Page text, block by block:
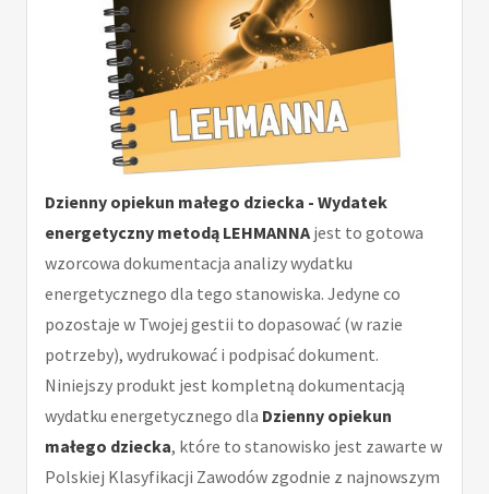
Dzienny opiekun małego dziecka - Wydatek
energetyczny metodą LEHMANNA jest to gotowa
wzorcowa dokumentacja analizy wydatku
energetycznego dla tego stanowiska. Jedyne co
pozostaje w Twojej gestii to dopasować (w razie
potrzeby), wydrukować i podpisać dokument.
Niniejszy produkt jest kompletną dokumentacją
wydatku energetycznego dla Dzienny opiekun
małego dziecka, które to stanowisko jest zawarte w
Polskiej Klasyfikacji Zawodów zgodnie z najnowszym